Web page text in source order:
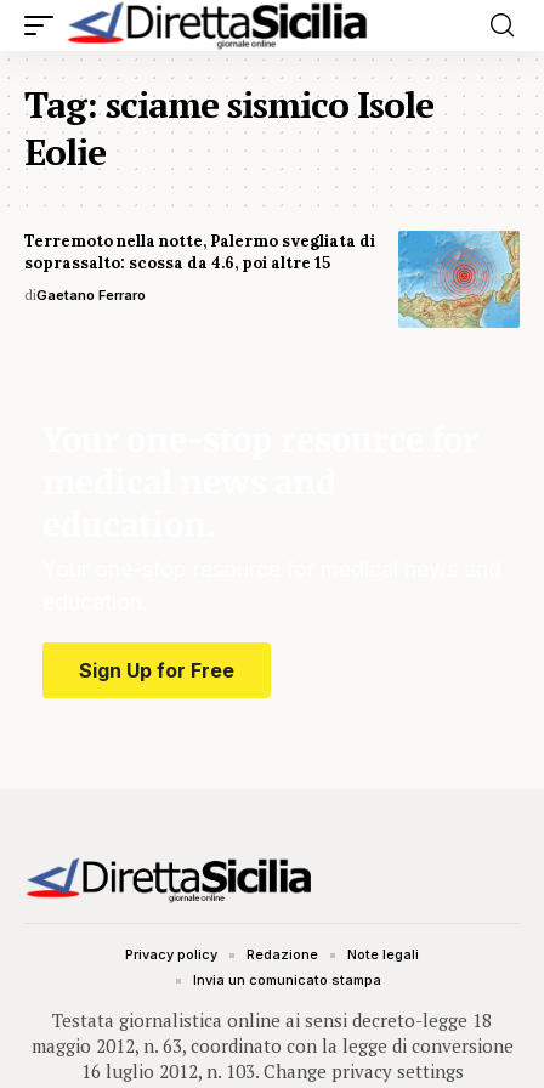
Tag:sciame sismico Isole
Eolie
Terremoto nella notte, Palermo svegliata di
soprassalto: scossa da 4.6, poi altre 15
diGaetano Ferraro
Sign Up for Free
Testata giornalistica online ai sensi decreto-legge 18
maggio 2012, n. 63, coordinato con la legge di conversione
16 luglio 2012, n. 103. Change privacy settings
Privacy policy Redazione
Note legali
Invia un comunicato stampa